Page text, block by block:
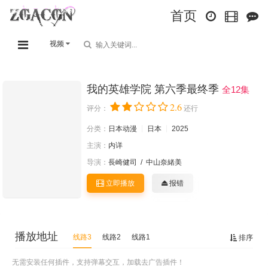
首页
视频
我的英雄学院 第六季最终季 全12集
评分： 2.6 还行
分类： 日本动漫 日本
2025
主演： 内详
导演： 長崎健司 / 中山奈緒美
立即播放 报错
排序
播放地址 线路3 线路2 线路1
无需安装任何插件，支持弹幕交互，加载去广告插件！